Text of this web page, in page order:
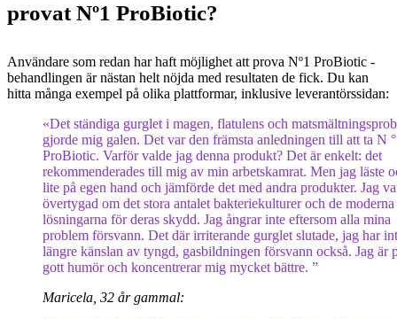
provat Nº1 ProBiotic?
Användare som redan har haft möjlighet att prova Nº1 ProBiotic -
behandlingen är nästan helt nöjda med resultaten de fick. Du kan
hitta många exempel på olika plattformar, inklusive leverantörssidan:
«Det ständiga gurglet i magen, flatulens och
gjorde mig galen. Det var den främsta anledningen till att ta N
ProBiotic. Varför valde jag denna produkt? Det är enkelt: det
rekommenderades till mig av min arbetskamrat. Men jag läste
lite på egen hand och jämförde det med andra produkter. Jag
övertygad om det stora antalet bakteriekulturer och de moderna
lösningarna för deras skydd. Jag ångrar inte eftersom alla mina
problem försvann. Det där irriterande gurglet slutade, jag har
längre känslan av tyngd, gasbildningen försvann också. Jag är
gott humör och koncentrerar mig mycket bättre. ”
Maricela, 32 år gammal: